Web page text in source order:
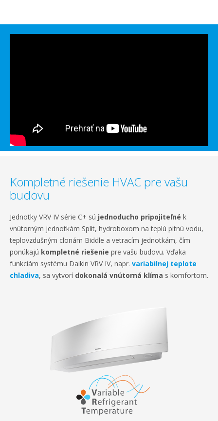
Kompletné riešenie HVAC pre vašu
budovu
Jednotky VRV IV série C+ sú jednoducho pripojiteľné k
vnútorným jednotkám Split, hydroboxom na teplú pitnú vodu,
teplovzdušným clonám Biddle a vetracím jednotkám, čím
ponúkajú kompletné riešenie pre vašu budovu. Vďaka
funkciám systému Daikin VRV IV, napr. variabilnej teplote
chladiva, sa vytvorí dokonalá vnútorná klíma s komfortom.